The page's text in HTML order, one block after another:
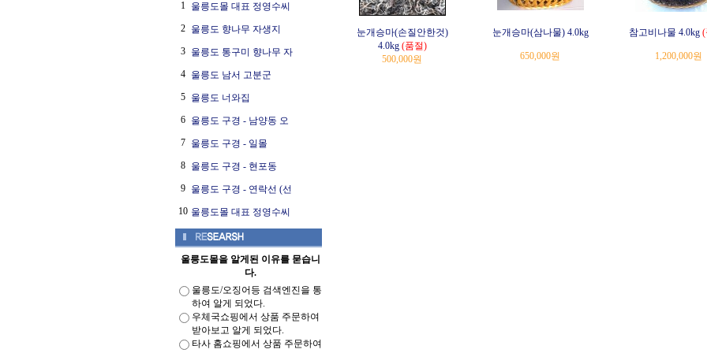
1 울릉도몰 대표 정영수씨
2 울릉도 향나무 자생지
3 울릉도 통구미 향나무 자
4 울릉도 남서 고분군
5 울릉도 너와집
6 울릉도 구경 - 남양동 오
7 울릉도 구경 - 일몰
8 울릉도 구경 - 현포동
9 울릉도 구경 - 연락선 (선
10 울릉도몰 대표 정영수씨
울릉도몰을 알게된 이유를 묻습니
다.
울릉도/오징어등 검색엔진을 통
하여 알게 되었다.
우체국쇼핑에서 상품 주문하여
받아보고 알게 되었다.
타사 홈쇼핑에서 상품 주문하여
눈개승마(손질안한것)
4.0kg (품절)
500,000원
눈개승마(삼나물) 4.0kg
650,000원
참고비나물 4.0kg (
1,200,000원